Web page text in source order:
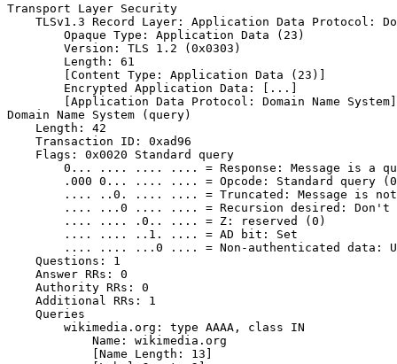
Transport Layer Security
TLSv1.3 Record Layer: Application Data Protocol:
        Opaque Type: Application Data (23)
        Version: TLS 1.2 (0x0303)
        Length: 61
        [Content Type: Application Data (23)]
        Encrypted Application Data: [...]
        [Application Data Protocol: Domain Name System]
Domain Name System (query)
    Length: 42
    Transaction ID: 0xad96
    Flags: 0x0020 Standard query
0... .... .... .... = Response: Message is a
.000 0... .... .... = Opcode: Standard query
.... ..0. .... .... = Truncated: Message is
.... ...0 .... .... = Recursion desired: Don't
        .... .... .0.. .... = Z: reserved (0)
        .... .... ..1. .... = AD bit: Set
.... .... ...0 .... = Non-authenticated data:
    Questions: 1
    Answer RRs: 0
    Authority RRs: 0
    Additional RRs: 1
    Queries
        wikimedia.org: type AAAA, class IN
            Name: wikimedia.org
            [Name Length: 13]